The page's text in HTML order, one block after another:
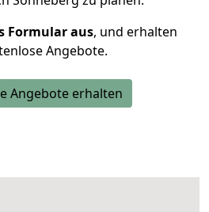
Formular aus, und erhalten
Angebote.
Angebote erhalten